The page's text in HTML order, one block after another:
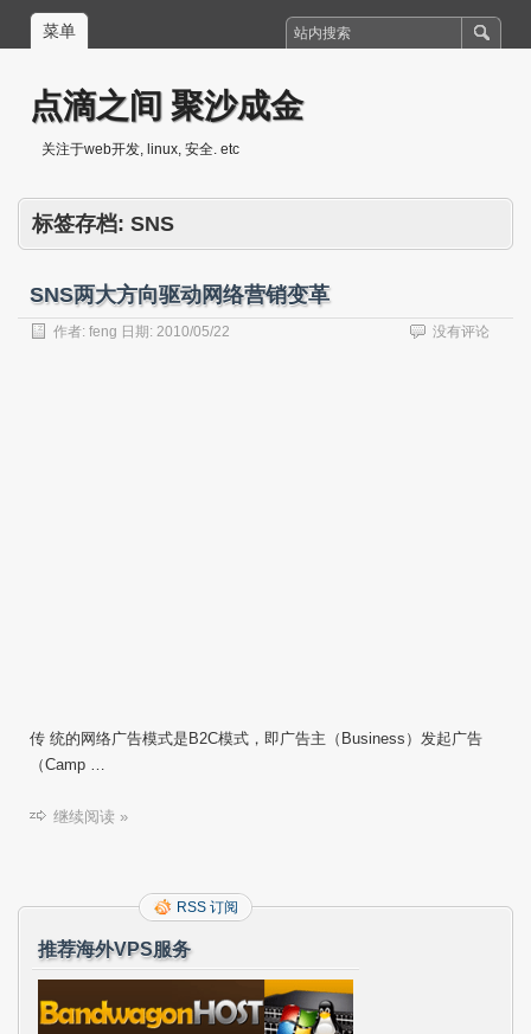
菜单
点滴之间 聚沙成金
关注于web开发, linux, 安全. etc
标签存档: SNS
SNS两大方向驱动网络营销变革
作者: feng 日期: 2010/05/22 没有评论
传 统的网络广告模式是B2C模式，即广告主（Business）发起广告
（Camp …
继续阅读 »
RSS 订阅
推荐海外VPS服务